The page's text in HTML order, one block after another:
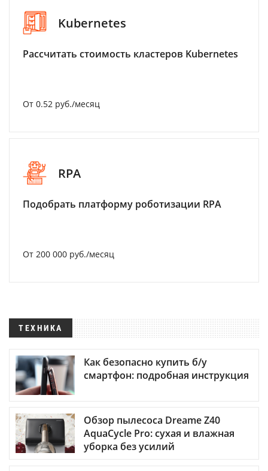
Kubernetes
Рассчитать стоимость кластеров Kubernetes
От 0.52 руб./месяц
RPA
Подобрать платформу роботизации RPA
От 200 000 руб./месяц
ТЕХНИКА
Как безопасно купить б/у
смартфон: подробная инструкция
Обзор пылесоса Dreame Z40
AquaCycle Pro: сухая и влажная
уборка без усилий